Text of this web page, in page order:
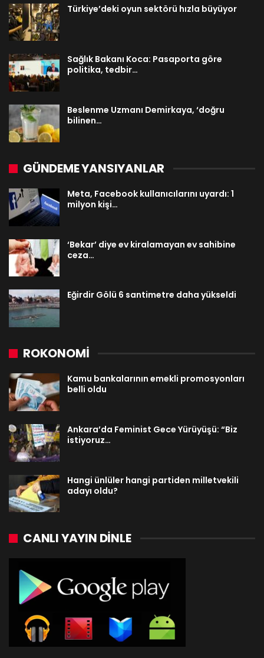
Türkiye’deki oyun sektörü hızla büyüyor
Sağlık Bakanı Koca: Pasaporta göre
politika, tedbir…
Beslenme Uzmanı Demirkaya, ‘doğru
bilinen…
GÜNDEME YANSIYANLAR
Meta, Facebook kullanıcılarını uyardı: 1
milyon kişi…
‘Bekar’ diye ev kiralamayan ev sahibine
ceza…
Eğirdir Gölü 6 santimetre daha yükseldi
ROKONOMİ
Kamu bankalarının emekli promosyonları
belli oldu
Ankara’da Feminist Gece Yürüyüşü: “Biz
istiyoruz…
Hangi ünlüler hangi partiden milletvekili
adayı oldu?
CANLI YAYIN DINLE